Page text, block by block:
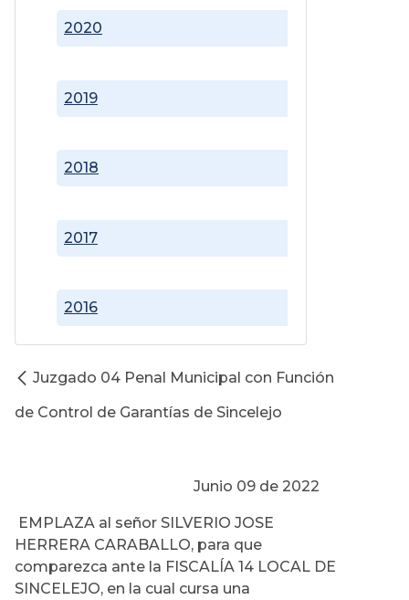
2016
2017
2018
2019
2020
Juzgado 04 Penal Municipal con Función
de Control de Garantías de Sincelejo
Junio 09 de 2022
EMPLAZA al señor SILVERIO JOSE
HERRERA CARABALLO, para que
comparezca ante la FISCALÍA 14 LOCAL DE
SINCELEJO, en la cual cursa una